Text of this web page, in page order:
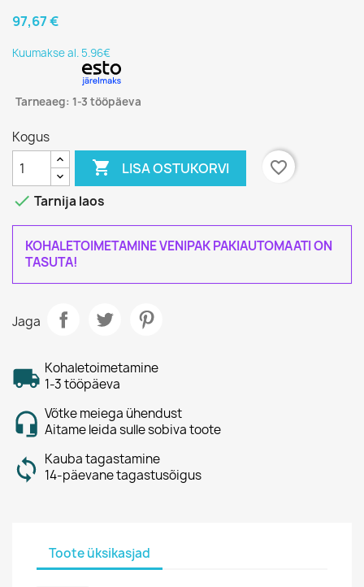
97,67 €
Kuumakse al. 5.96€
Tarneaeg: 1-3 tööpäeva
Kogus
 LISA OSTUKORVI
favorite_border
 Tarnija laos
KOHALETOIMETAMINE VENIPAK PAKIAUTOMAATI ON
TASUTA!
Jaga
Kohaletoimetamine
1-3 tööpäeva
Võtke meiega ühendust
Aitame leida sulle sobiva toote
Kauba tagastamine
14-päevane tagastusõigus
Toote üksikasjad